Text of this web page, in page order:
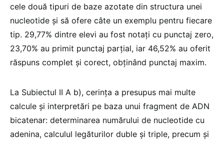
cele două tipuri de baze azotate din structura unei
nucleotide și să ofere câte un exemplu pentru fiecare
tip. 29,77% dintre elevi au fost notați cu punctaj zero,
23,70% au primit punctaj parțial, iar 46,52% au oferit
răspuns complet și corect, obținând punctaj maxim.
La Subiectul II A b), cerința a presupus mai multe
calcule și interpretări pe baza unui fragment de ADN
bicatenar: determinarea numărului de nucleotide cu
adenina, calculul legăturilor duble și triple, precum și